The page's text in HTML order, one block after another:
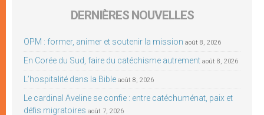
DERNIÈRES NOUVELLES
OPM : former, animer et soutenir la mission août 8, 2026
En Corée du Sud, faire du catéchisme autrement août 8, 2026
L’hospitalité dans la Bible août 8, 2026
Le cardinal Aveline se confie : entre catéchuménat, paix et
défis migratoires août 7, 2026